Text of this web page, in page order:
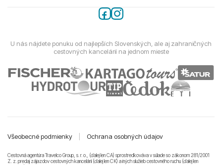
U nás nájdete ponuku od najlepších Slovenských, ale aj zahraničných
cestovných kancelárií na jednom mieste
Všeobecné podmienky Ochrana osobných údajov
Cestovná agentúra Travelco Group, s. r. o., (ďalej len CA) sprostredkováva v súlade so zákonom 281/2001
Z. z. predaj zájazdov cestovných kancelárii (ďalej len CK) a iných služieb cestovného ruchu (ďalej len